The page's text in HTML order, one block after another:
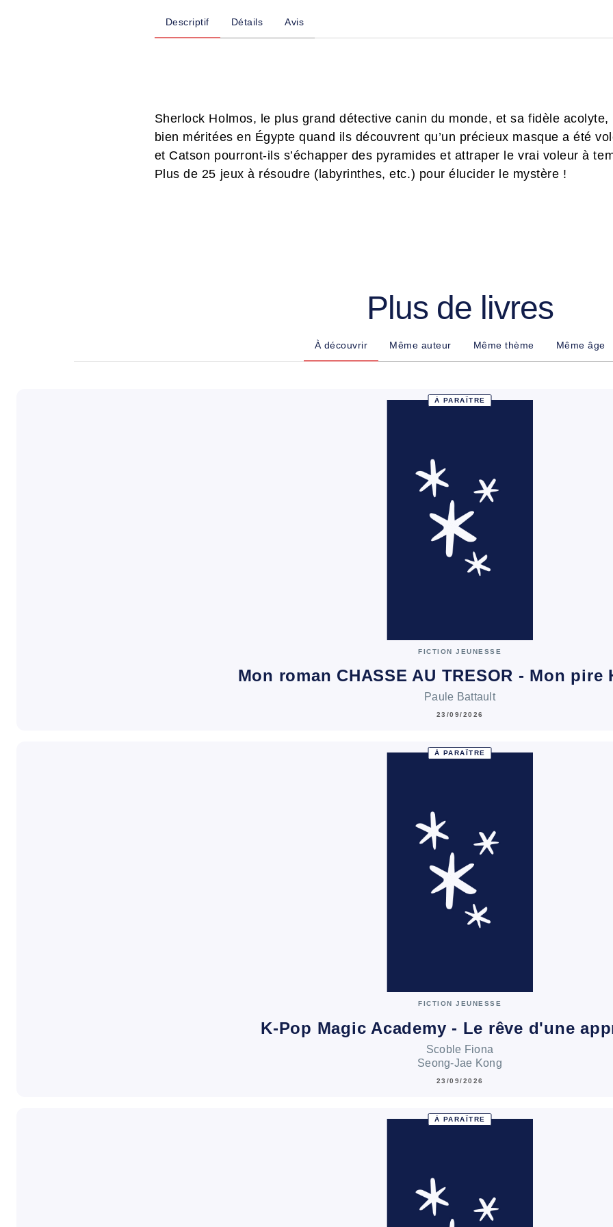
Descriptif Détails Avis
Sherlock Holmos, le plus grand détective canin du monde, et sa fidèle
bien méritées en Égypte quand ils découvrent qu’un précieux masque a été
et Catson pourront-ils s’échapper des pyramides et attraper le vrai voleur à
Plus de 25 jeux à résoudre (labyrinthes, etc.) pour élucider le mystère !
Plus de livres
À découvrir Même auteur Même thème Même âge
À PARAÎTRE
FICTION JEUNESSE
Mon roman CHASSE AU TRESOR - Mon
Paule Battault
23/09/2026
À PARAÎTRE
FICTION JEUNESSE
K-Pop Magic Academy - Le rêve d'une
Scoble Fiona
Seong-Jae Kong
23/09/2026
À PARAÎTRE